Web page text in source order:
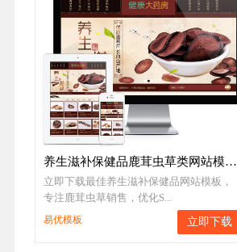
养生滋补保健品鹿茸虫草类网站模板下载
立即下载最佳养生滋补保健品网站模板，
专注鹿茸虫草销售，优化S...
易优模板 立即下载